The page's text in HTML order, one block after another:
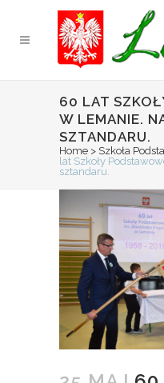
60 LAT
W LEMANIE.
SZTANDARU.
Home > Szkoła
lat Szkoły
sztandaru.